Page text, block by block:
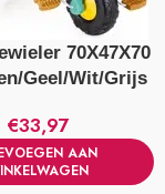
70X47X70
Geel/Wit/Grijs
€33,97
AAN